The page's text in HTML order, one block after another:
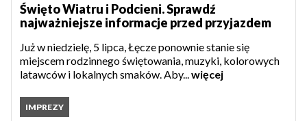
Święto Wiatru i Podcieni. Sprawdź
najważniejsze informacje przed przyjazdem
Już w niedzielę, 5 lipca, Łęcze ponownie stanie się
miejscem rodzinnego świętowania, muzyki, kolorowych
latawców i lokalnych smaków. Aby... więcej
IMPREZY